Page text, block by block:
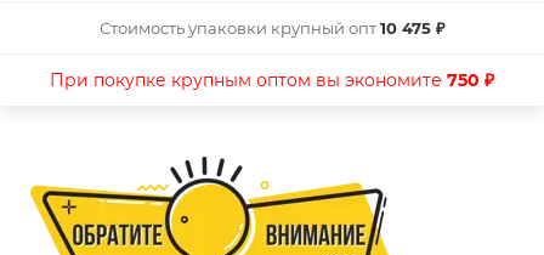
Стоимость упаковки крупный опт10 475 ₽
При покупке крупным оптом вы экономите 750 ₽